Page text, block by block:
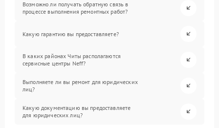
Возможно ли получать обратную связь в
процессе выполнения ремонтных работ?
Какую гарантию вы предоставляете?
В каких районах Читы располагаются
сервисные центры Neff?
Выполняете ли вы ремонт для юридических
лиц?
Какую документацию вы предоставляете
для юридических лиц?